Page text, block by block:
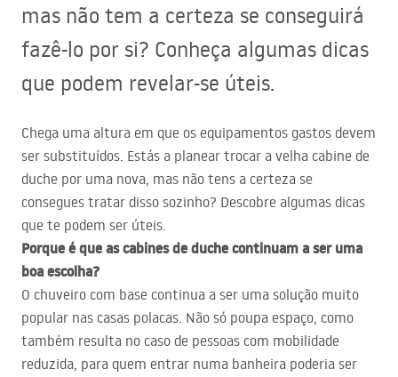
mas não tem a certeza se conseguirá
fazê-lo por si? Conheça algumas dicas
que podem revelar-se úteis.
Chega uma altura em que os equipamentos gastos devem
ser substituídos. Estás a planear trocar a velha cabine de
duche por uma nova, mas não tens a certeza se
consegues tratar disso sozinho? Descobre algumas dicas
que te podem ser úteis.
Porque é que as cabines de duche continuam a ser uma
boa escolha?
O chuveiro com base continua a ser uma solução muito
popular nas casas polacas. Não só poupa espaço, como
também resulta no caso de pessoas com mobilidade
reduzida, para quem entrar numa banheira poderia ser